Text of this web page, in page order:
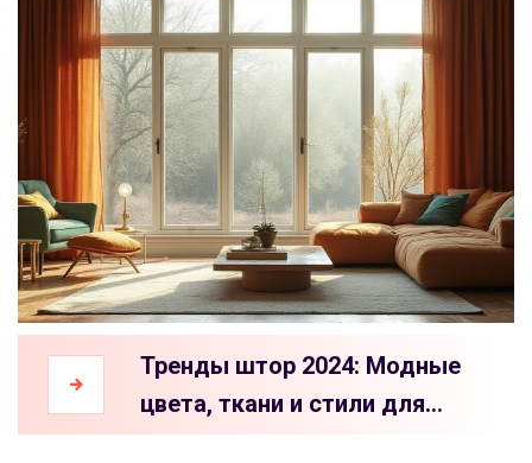
Тренды штор 2024: Модные
цвета, ткани и стили для
современного интерьера